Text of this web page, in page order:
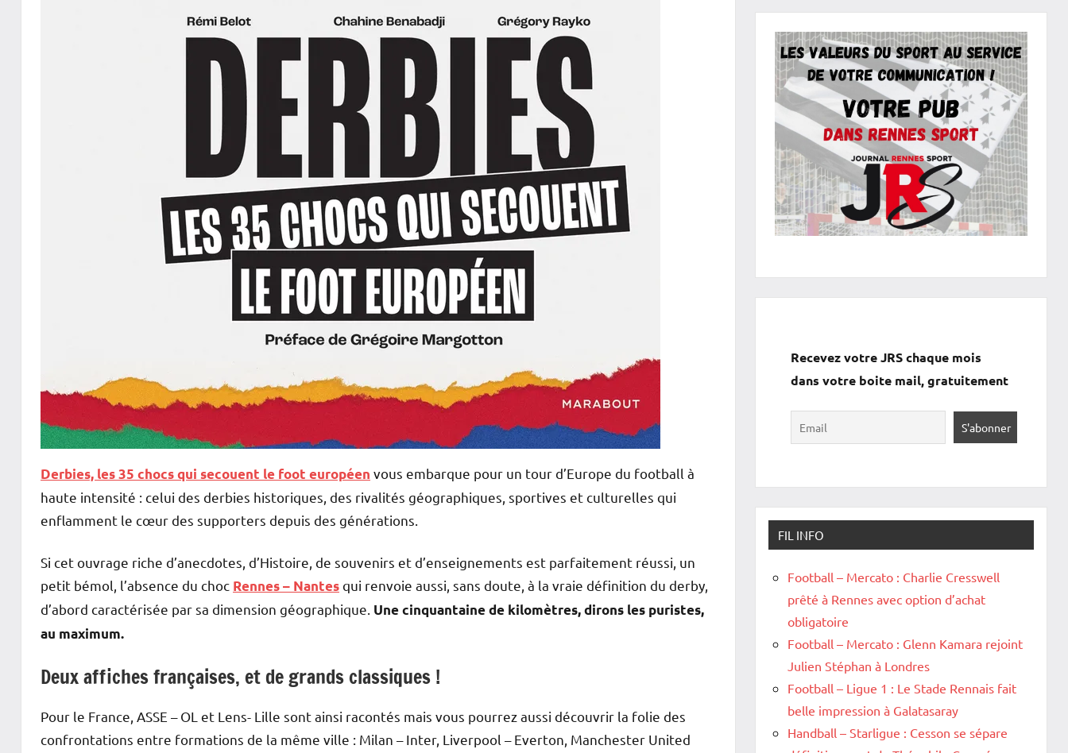
Derbies, les 35 chocs qui secouent le foot européen vous embarque pour un tour d’Europe du football à
haute intensité : celui des derbies historiques, des rivalités géographiques, sportives et culturelles qui
enflamment le cœur des supporters depuis des générations.
Si cet ouvrage riche d’anecdotes, d’Histoire, de souvenirs et d’enseignements est parfaitement réussi, un
petit bémol, l’absence du choc Rennes – Nantesqui renvoie aussi, sans doute, à la vraie définition du derby,
d’abord caractérisée par sa dimension géographique. Une cinquantaine de kilomètres, dirons les puristes,
au maximum.
Deux affiches françaises, et de grands classiques !
Pour le France, ASSE – OL et Lens- Lille sont ainsi racontés mais vous pourrez aussi découvrir la folie des
confrontations entre formations de la même ville : Milan – Inter, Liverpool – Everton, Manchester United
Recevez votre JRS chaque mois
dans votre boite mail, gratuitement
FIL INFO
Football – Mercato : Charlie Cresswell
prêté à Rennes avec option d’achat
obligatoire
Football – Mercato : Glenn Kamara rejoint
Julien Stéphan à Londres
Football – Ligue 1 : Le Stade Rennais fait
belle impression à Galatasaray
Handball – Starligue : Cesson se sépare